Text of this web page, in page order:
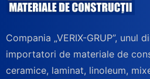
Compania „VERIX-GRUP”, unul
importatori de materiale de
ceramice, laminat, linoleum,